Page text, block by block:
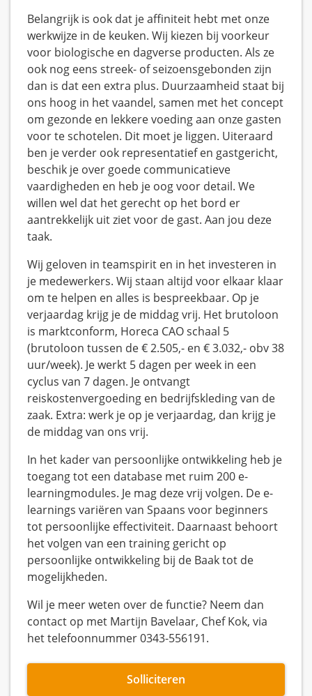
Belangrijk is ook dat je affiniteit hebt met onze
werkwijze in de keuken. Wij kiezen bij voorkeur
voor biologische en dagverse producten. Als ze
ook nog eens streek- of seizoensgebonden zijn
dan is dat een extra plus. Duurzaamheid staat bij
ons hoog in het vaandel, samen met het concept
om gezonde en lekkere voeding aan onze gasten
voor te schotelen. Dit moet je liggen. Uiteraard
ben je verder ook representatief en gastgericht,
beschik je over goede communicatieve
vaardigheden en heb je oog voor detail. We
willen wel dat het gerecht op het bord er
aantrekkelijk uit ziet voor de gast. Aan jou deze
taak.
Wij geloven in teamspirit en in het investeren in
je medewerkers. Wij staan altijd voor elkaar klaar
om te helpen en alles is bespreekbaar. Op je
verjaardag krijg je de middag vrij. Het brutoloon
is marktconform, Horeca CAO schaal 5
(brutoloon tussen de € 2.505,- en € 3.032,- obv 38
uur/week). Je werkt 5 dagen per week in een
cyclus van 7 dagen. Je ontvangt
reiskostenvergoeding en bedrijfskleding van de
zaak. Extra: werk je op je verjaardag, dan krijg je
de middag van ons vrij.
In het kader van persoonlijke ontwikkeling heb je
toegang tot een database met ruim 200 e-
learningmodules. Je mag deze vrij volgen. De e-
learnings variëren van Spaans voor beginners
tot persoonlijke effectiviteit. Daarnaast behoort
het volgen van een training gericht op
persoonlijke ontwikkeling bij de Baak tot de
mogelijkheden.
Wil je meer weten over de functie? Neem dan
contact op met Martijn Bavelaar, Chef Kok, via
het telefoonnummer 0343-556191.
Solliciteren